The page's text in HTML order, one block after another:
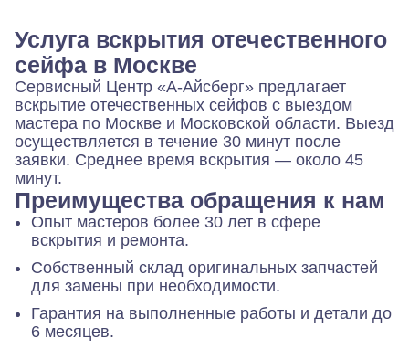
Услуга вскрытия отечественного
сейфа в Москве
Сервисный Центр «А-Айсберг» предлагает
вскрытие отечественных сейфов с выездом
мастера по Москве и Московской области. Выезд
осуществляется в течение 30 минут после
заявки. Среднее время вскрытия — около 45
минут.
Преимущества обращения к нам
Опыт мастеров более 30 лет в сфере
вскрытия и ремонта.
Собственный склад оригинальных запчастей
для замены при необходимости.
Гарантия на выполненные работы и детали до
6 месяцев.